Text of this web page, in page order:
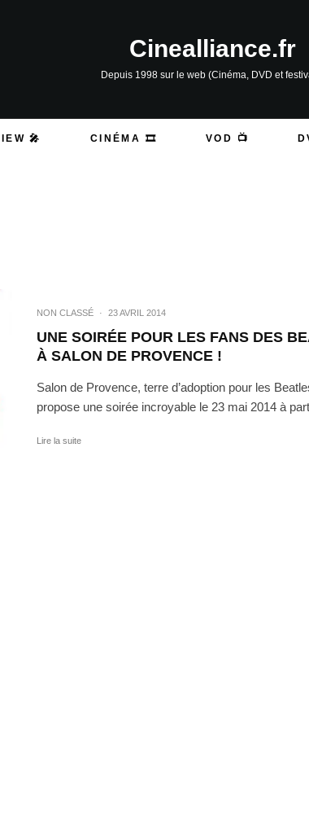
Cinealliance.fr
Depuis 1998 sur le web (Cinéma, DVD et
🎤 CINÉMA 🎞️ VOD 📺
NON CLASSÉ · 23 AVRIL 2014
UNE SOIRÉE POUR LES FANS DES
À SALON DE PROVENCE !
Salon de Provence, terre d’adoption pour les
propose une soirée incroyable le 23 mai 2014 à
Lire la suite